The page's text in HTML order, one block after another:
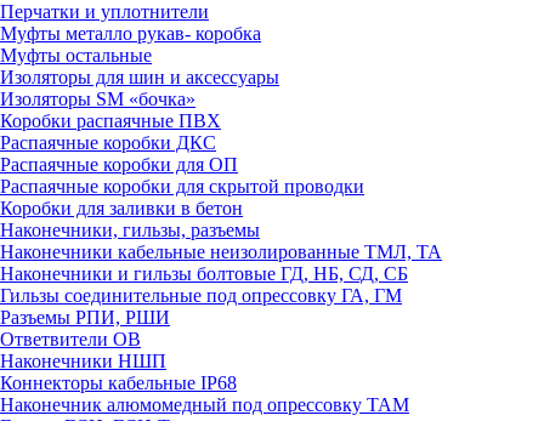
Перчатки и уплотнители
Муфты металло рукав- коробка
Муфты остальные
Изоляторы для шин и аксессуары
Изоляторы SM «бочка»
Коробки распаячные ПВХ
Распаячные коробки ДКС
Распаячные коробки для ОП
Распаячные коробки для скрытой проводки
Коробки для заливки в бетон
Наконечники, гильзы, разъемы
Наконечники кабельные неизолированные ТМЛ, ТА
Наконечники и гильзы болтовые ГД, НБ, СД, СБ
Гильзы соединительные под опрессовку ГА, ГМ
Разъемы РПИ, РШИ
Ответвители ОВ
Наконечники НШП
Коннекторы кабельные IP68
Наконечник алюмомедный под опрессовку ТАМ